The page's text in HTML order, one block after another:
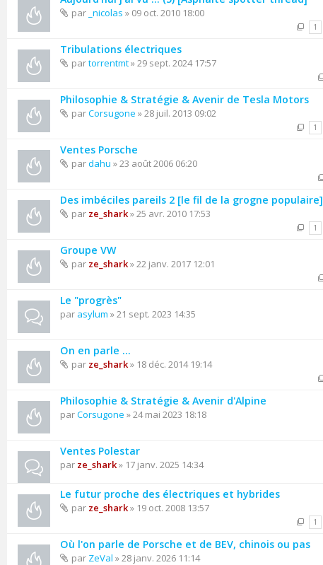
par _nicolas » 09 oct. 2010 18:00
1
Tribulations électriques
partorrentmt» 29 sept. 2024 17:57
Philosophie & Stratégie & Avenir de Tesla Motors
parCorsugone » 28 juil. 2013 09:02
1
Ventes Porsche
pardahu » 23 août 2006 06:20
Des imbéciles pareils 2 [le fil de la grogne populaire]
par ze_shark» 25 avr. 2010 17:53
1
Groupe VW
par ze_shark» 22 janv. 2017 12:01
Le "progrès"
par asylum » 21 sept. 2023 14:35
On en parle ...
par ze_shark» 18 déc. 2014 19:14
Philosophie & Stratégie & Avenir d'Alpine
parCorsugone » 24 mai 2023 18:18
Ventes Polestar
par ze_shark» 17 janv. 2025 14:34
Le futur proche des électriques et hybrides
par ze_shark» 19 oct. 2008 13:57
1
Où l'on parle de Porsche et de BEV, chinois ou pas
par ZeVal » 28 janv. 2026 11:14